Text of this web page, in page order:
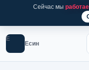
Сейчас мы
Е
Есин